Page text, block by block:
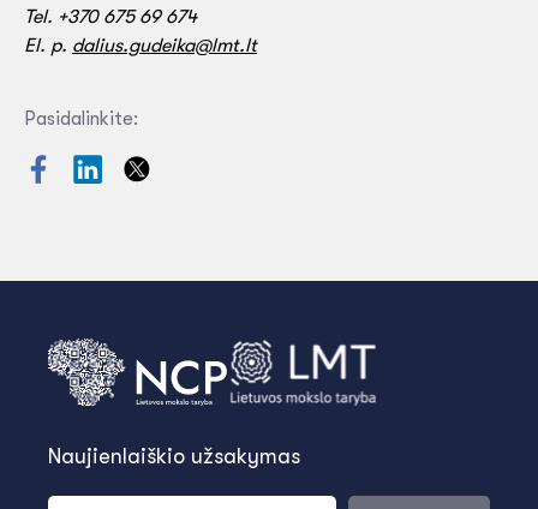
Tel. +370 675 69 674
El. p. dalius.gudeika@lmt.lt
Pasidalinkite:
Naujienlaiškio užsakymas